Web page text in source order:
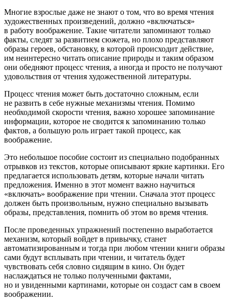
Многие взрослые даже не знают о том, что во время чтения
художественных произведений, должно «включаться»
в работу воображение. Такие читатели запоминают только
факты, следят за развитием сюжета, но плохо представляют
образы героев, обстановку, в которой происходит действие,
им неинтересно читать описание природы и таким образом
они обедняют процесс чтения, а иногда и просто не получают
удовольствия от чтения художественной литературы.
Процесс чтения может быть достаточно сложным, если
не развить в себе нужные механизмы чтения. Помимо
необходимой скорости чтения, важно хорошее запоминание
информации, которое не сводится к запоминанию только
фактов, а большую роль играет такой процесс, как
воображение.
Это небольшое пособие состоит из специально подобранных
отрывков из текстов, которые описывают яркие картинки. Его
предлагается использовать детям, которые начали читать
предложения. Именно в этот момент важно научиться
«включать» воображение при чтении. Сначала этот процесс
должен быть произвольным, нужно специально вызывать
образы, представления, помнить об этом во время чтения.
После проведенных упражнений постепенно выработается
механизм, который войдет в привычку, станет
автоматизированным и тогда при любом чтении книги образы
сами будут всплывать при чтении, и читатель будет
чувствовать себя словно сидящим в кино. Он будет
наслаждаться не только полученными фактами,
но и увиденными картинами, которые он создаст сам в своем
воображении.